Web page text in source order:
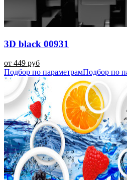
3D black 00931
от 449 руб
Подбор по параметрамПодбор по